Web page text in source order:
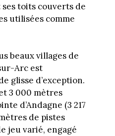
toits couverts de
utilisées comme
beaux villages de
Arc est
glisse d’exception.
3 000 mètres
d’Andagne (3 217
de pistes
jeu varié, engagé